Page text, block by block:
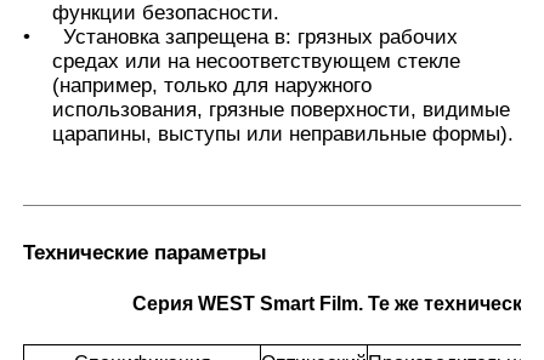
функции безопасности.
•
Установка запрещена в: грязных рабочих
средах или на несоответствующем стекле
(например, только для наружного
использования, грязные поверхности, видимые
царапины, выступы или неправильные формы).
Технические параметры
Серия WEST Smart Film. Те же